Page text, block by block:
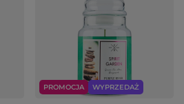
PROMOCJA WYPRZEDAŻ